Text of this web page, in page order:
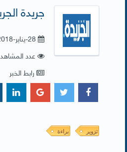
جريدة
28-يناير-2018
عدد المشاهدات
رابط الخبر
تزوير براءة